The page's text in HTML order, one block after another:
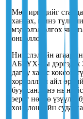
Мөн
иргэдийг
хангах, шинэ
мэдээлэл олгох
онцоллоо.
Нийслэлийн
АББҮХ-ны дэргэдэх
дагуу хагас коксон
хорооллын айл
буурсан. Энэ нь
эерэг нөлөө үзүүлж
хөндлөнгийн